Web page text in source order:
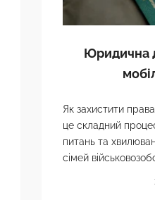
Юридична
Як захистити
це складний
питань та
сімей